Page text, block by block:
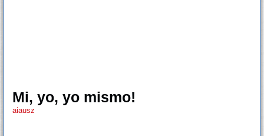
Mi, yo, yo mismo!
aiausz